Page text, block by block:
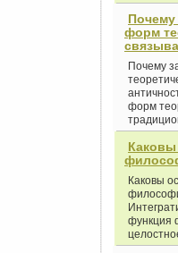
форм
Почему
форм
Каковы
функция